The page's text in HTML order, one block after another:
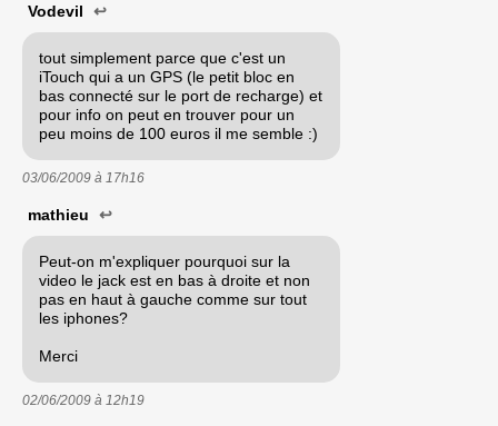
Vodevil ↩
tout simplement parce que c'est un
iTouch qui a un GPS (le petit bloc en
bas connecté sur le port de recharge) et
pour info on peut en trouver pour un
peu moins de 100 euros il me semble :)
03/06/2009 à 17h16
mathieu ↩
Peut-on m'expliquer pourquoi sur la
video le jack est en bas à droite et non
pas en haut à gauche comme sur tout
les iphones?
Merci
02/06/2009 à 12h19